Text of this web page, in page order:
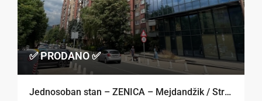
✅ PRODANO ✅
Jednosoban stan – ZENICA – Mejdandžik / Strogi centar